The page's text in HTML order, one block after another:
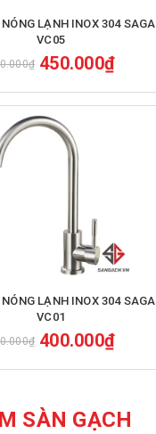
NÓNG LẠNH INOX 304 SAGA
VC05
450.000₫
NÓNG LẠNH INOX 304 SAGA
VC01
400.000₫
SÀN GẠCH